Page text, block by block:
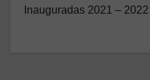
Inauguradas 2021 –